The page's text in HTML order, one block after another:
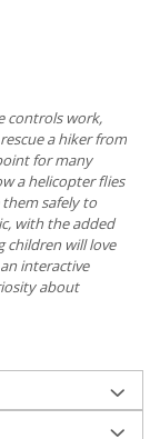
controls work,
a hiker from
for many
a helicopter flies
safely to
with the added
children will love
interactive
about